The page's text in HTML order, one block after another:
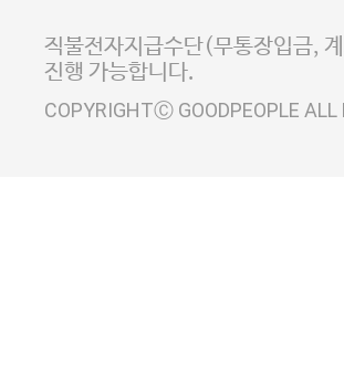
사업자정보확인
이니시
직불전자지급수단(무통장입금,
진행 가능합니다.
COPYRIGHTⒸ GOODPEOPLE ALL